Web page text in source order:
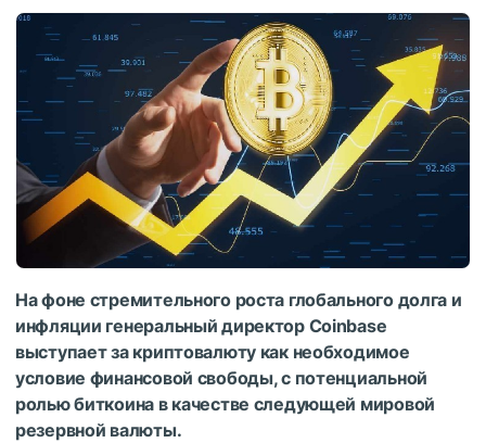
На фоне стремительного роста глобального долга и
инфляции генеральный директор Coinbase
выступает за криптовалюту как необходимое
условие финансовой свободы, с потенциальной
ролью биткоина в качестве следующей мировой
резервной валюты.